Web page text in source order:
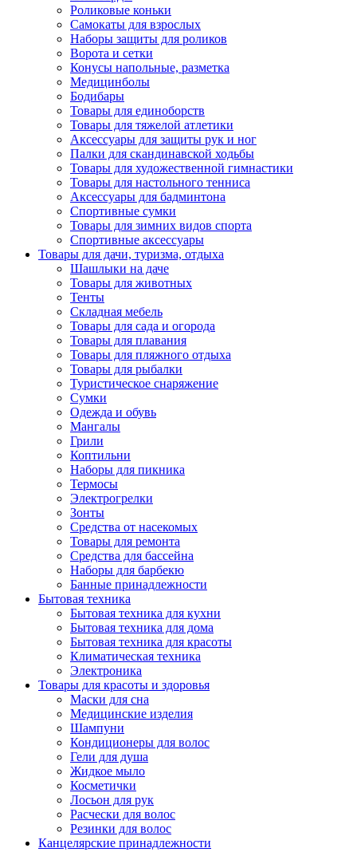
Роликовые коньки
Самокаты для взрослых
Наборы защиты для роликов
Ворота и сетки
Конусы напольные, разметка
Медицинболы
Бодибары
Товары для единоборств
Товары для тяжелой атлетики
Аксессуары для защиты рук и ног
Палки для скандинавской ходьбы
Товары для художественной гимнастики
Товары для настольного тенниса
Аксессуары для бадминтона
Спортивные сумки
Товары для зимних видов спорта
Спортивные аксессуары
Товары для дачи, туризма, отдыха
Шашлыки на даче
Товары для животных
Тенты
Складная мебель
Товары для сада и огорода
Товары для плавания
Товары для пляжного отдыха
Товары для рыбалки
Туристическое снаряжение
Сумки
Одежда и обувь
Мангалы
Грили
Коптильни
Наборы для пикника
Термосы
Электрогрелки
Зонты
Средства от насекомых
Товары для ремонта
Средства для бассейна
Наборы для барбекю
Банные принадлежности
Бытовая техника
Бытовая техника для кухни
Бытовая техника для дома
Бытовая техника для красоты
Климатическая техника
Электроника
Товары для красоты и здоровья
Маски для сна
Медицинские изделия
Шампуни
Кондиционеры для волос
Гели для душа
Жидкое мыло
Косметички
Лосьон для рук
Расчески для волос
Резинки для волос
Канцелярские принадлежности